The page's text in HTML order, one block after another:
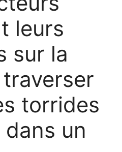
leurs
sur la
torrides
un